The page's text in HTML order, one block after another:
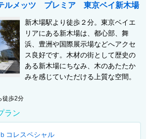
ルメッツ プレミア 東京ベイ新木場
新木場駅より徒歩２分。東京ベイエ
リアにある新木場は、都心部、舞
浜、豊洲や国際展示場などへアクセ
ス良好です。木材の街として歴史の
ある新木場にちなみ、木のあたたか
みを感じていただける上質な空間。
徒歩2分
ラン
コレスペシャル